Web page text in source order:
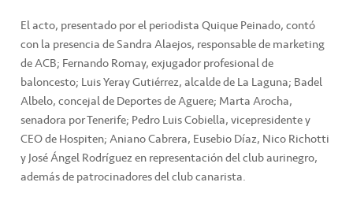
El acto, presentado por el periodista Quique Peinado, contó
con la presencia de Sandra Alaejos, responsable de marketing
de ACB; Fernando Romay, exjugador profesional de
baloncesto; Luis Yeray Gutiérrez, alcalde de La Laguna; Badel
Albelo, concejal de Deportes de Aguere; Marta Arocha,
senadora por Tenerife; Pedro Luis Cobiella, vicepresidente y
CEO de Hospiten; Aniano Cabrera, Eusebio Díaz, Nico Richotti
y José Ángel Rodríguez en representación del club aurinegro,
además de patrocinadores del club canarista.